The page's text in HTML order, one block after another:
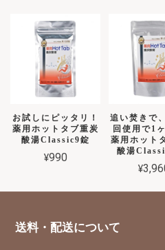
お試しにピッタリ！
薬用ホットタブ重炭
酸湯Classic9錠
¥990
追い焚きで
回使用で1
薬用ホット
酸湯
送料・配送について